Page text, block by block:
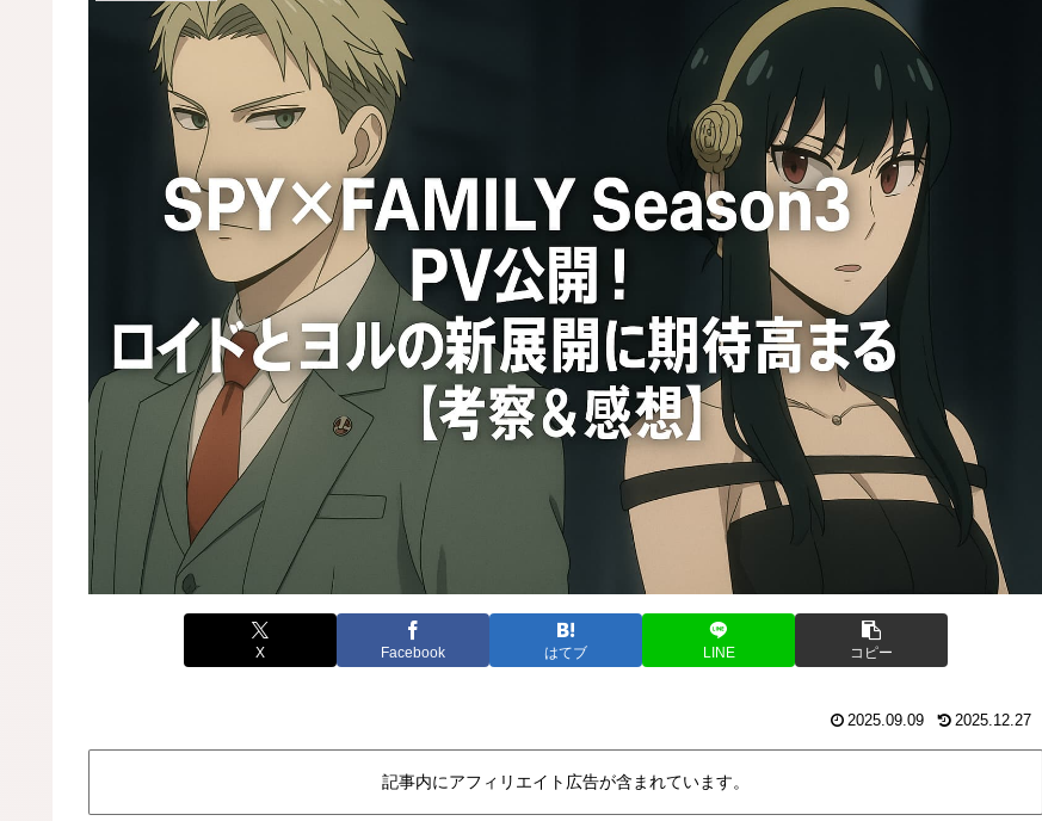
X Facebook はてブ LINE コピー
2025.09.09 2025.12.27
記事内にアフィリエイト広告が含まれています。